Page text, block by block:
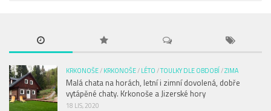
KRKONOŠE/KRKONOŠE/LÉTO/TOULKY DLE OBDOBÍ/ZIMA
Malá chata na horách, letní i zimní dovolená, dobře
vytápěné chaty. Krkonoše a Jizerské hory
18 LIS, 2020